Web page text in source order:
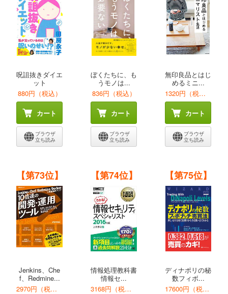
呪詛抜きダイエ
ット
880円（税込）
カート
ブラウザ
立ち読み
ぼくたちに、も
うモノは...
836円（税込）
カート
ブラウザ
立ち読み
無印良品とはじ
めるミニ...
1320円（税込）
カート
ブラウザ
立ち読み
【第73位】
Jenkins、Che
f、Redmine...
2970円（税込）
【第74位】
情報処理教科書
情報セ...
3168円（税込）
【第75位】
ディナポリの秘
数フィボ...
17600円（税込）